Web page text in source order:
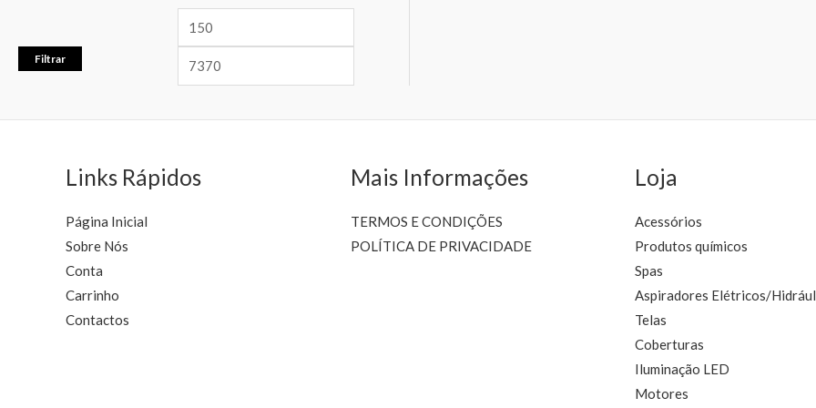
Filtrar
Links Rápidos
Página Inicial
Sobre Nós
Conta
Carrinho
Contactos
Mais Informações
TERMOS E CONDIÇÕES
POLÍTICA DE PRIVACIDADE
Loja
Acessórios
Produtos químicos
Spas
Aspiradores Elétricos/
Telas
Coberturas
Iluminação LED
Motores